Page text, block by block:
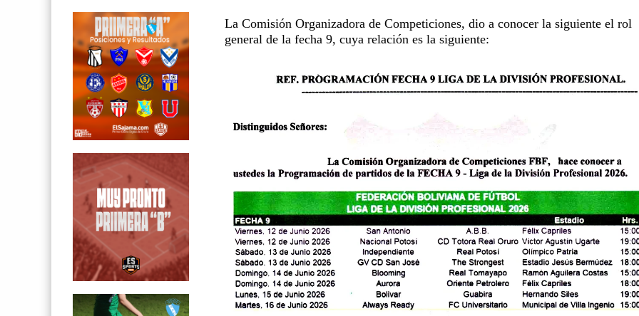
La Comisión Organizadora de Competiciones, dio a conocer la siguiente el rol
general de la fecha 9, cuya relación es la siguiente: